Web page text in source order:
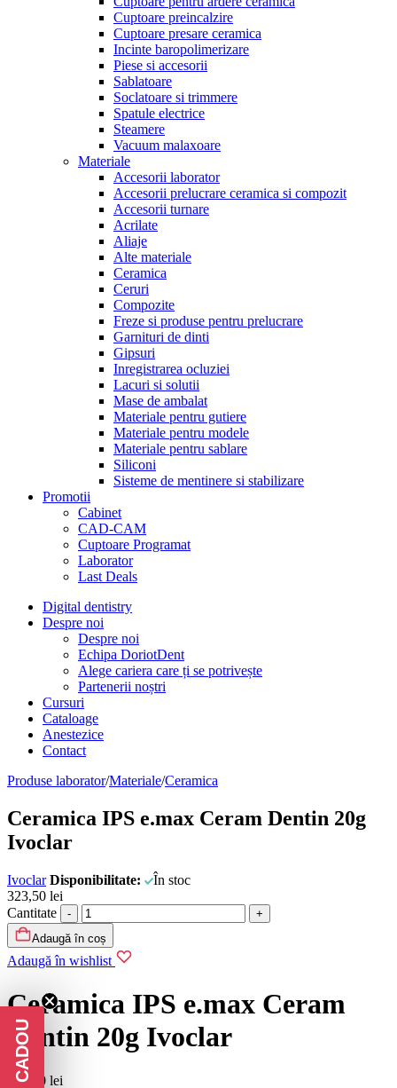
Cuptoare preincalzire
Cuptoare presare ceramica
Incinte baropolimerizare
Piese si accesorii
Sablatoare
Soclatoare si trimmere
Spatule electrice
Steamere
Vacuum malaxoare
Materiale
Accesorii laborator
Accesorii prelucrare ceramica si compozit
Accesorii turnare
Acrilate
Aliaje
Alte materiale
Ceramica
Ceruri
Compozite
Freze si produse pentru prelucrare
Garnituri de dinti
Gipsuri
Inregistrarea ocluziei
Lacuri si solutii
Mase de ambalat
Materiale pentru gutiere
Materiale pentru modele
Materiale pentru sablare
Siliconi
Sisteme de mentinere si stabilizare
Promotii
Cabinet
CAD-CAM
Cuptoare Programat
Laborator
Last Deals
Digital dentistry
Despre noi
Despre noi
Echipa DoriotDent
Alege cariera care ți se potrivește
Partenerii noștri
Cursuri
Cataloage
Anestezice
Contact
Produse laborator/Materiale/Ceramica
Ceramica IPS e.max Ceram Dentin 20g
Ivoclar
Ivoclar Disponibilitate:
În stoc
323,50 lei
Cantitate
Adaugă în coș
Adaugă în wishlist
Ceramica IPS e.max Ceram
Dentin 20g Ivoclar
323,50 lei